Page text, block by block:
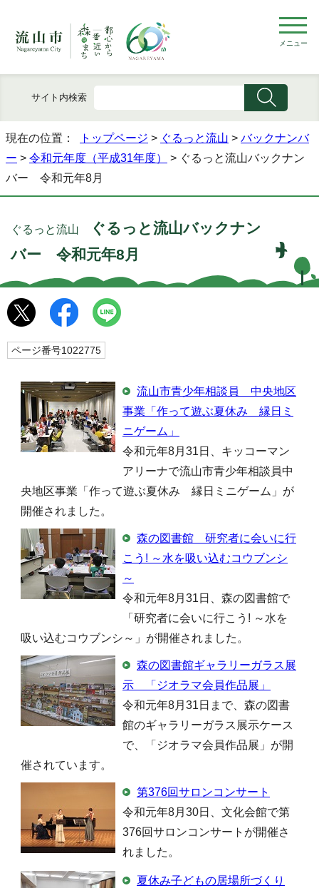
メニュー
サイト内検索
現在の位置： トップページ > ぐるっと流山 > バックナンバ
ー > 令和元年度（平成31年度）
> ぐるっと流山バックナン
バー 令和元年8月
ぐるっと流山
ぐるっと流山バックナン
バー 令和元年8月
ページ番号1022775
流山市青少年相談員 中央地区
事業「作って遊ぶ夏休み 縁日ミ
ニゲーム」
令和元年8月31日、キッコーマン
アリーナで流山市青少年相談員中
央地区事業「作って遊ぶ夏休み 縁日ミニゲーム」が
開催されました。
森の図書館 研究者に会いに行
こう! ～水を吸い込むコウブンシ
～
令和元年8月31日、森の図書館で
「研究者に会いに行こう! ～水を
吸い込むコウブンシ～」が開催されました。
森の図書館ギャラリーガラス展
示 「ジオラマ会員作品展」
令和元年8月31日まで、森の図書
館のギャラリーガラス展示ケース
で、「ジオラマ会員作品展」が開
催されています。
第376回サロンコンサート
令和元年8月30日、文化会館で第
376回サロンコンサートが開催さ
れました。
夏休み子どもの居場所づくり